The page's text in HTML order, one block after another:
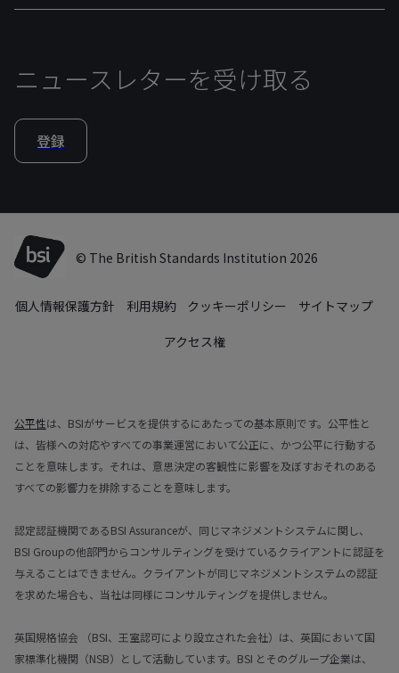
ニュースレターを受け取る
登録
© The British Standards Institution 2026
個人情報保護方針 利用規約 クッキーポリシー
サイトマップ
アクセス権
公平性は、BSIがサービスを提供するにあたっての基本原則です。公平性と
は、皆様への対応やすべての事業運営において公正に、かつ公平に行動する
ことを意味します。それは、意思決定の客観性に影響を及ぼすおそれのある
すべての影響力を排除することを意味します。
認定認証機関であるBSI Assuranceが、同じマネジメントシステムに関し、
BSI Groupの他部門からコンサルティングを受けているクライアントに認証を
与えることはできません。クライアントが同じマネジメントシステムの認証
を求めた場合も、当社は同様にコンサルティングを提供しません。
英国規格協会 （BSI、王室認可により設立された会社）は、英国において国
家標準化機関（NSB）として活動しています。BSI とそのグループ企業は、